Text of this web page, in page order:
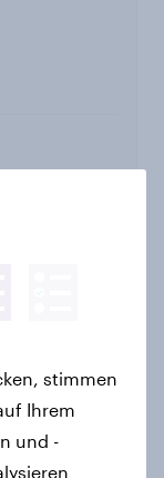
stimmen
Ihrem
und -